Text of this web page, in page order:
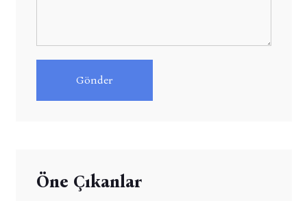
Gönder
Öne Çıkanlar